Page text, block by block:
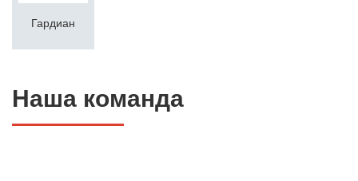
Гардиан
Наша команда